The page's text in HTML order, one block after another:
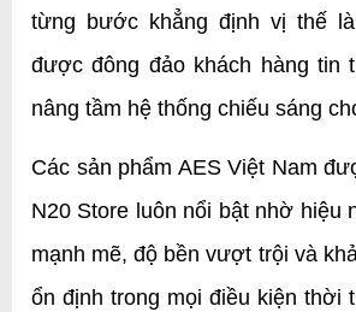
từng bước khẳng định vị thế
được đông đảo khách hàng tin
nâng tầm hệ thống chiếu sáng
Các sản phẩm AES Việt Nam
N20 Store luôn nổi bật nhờ hiệu
mạnh mẽ, độ bền vượt trội và
ổn định trong mọi điều kiện thời